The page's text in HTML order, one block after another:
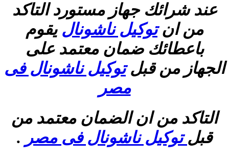
عند شرائك جهاز مستورد التاكد
من انتوكيل ناشونال يقوم
باعطائك ضمان معتمد على
الجهاز من قبلتوكيل ناشونال فى
مصر
التاكد من ان الضمان معتمد من
قبلتوكيل ناشونال فى مصر .